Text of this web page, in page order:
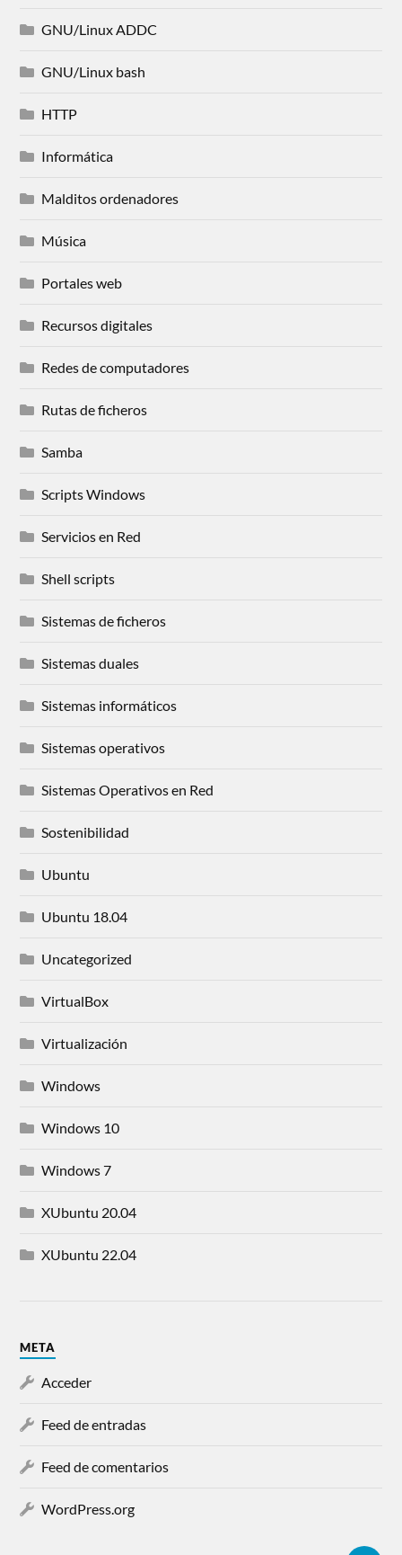
GNU/Linux ADDC
GNU/Linux bash
HTTP
Informática
Malditos ordenadores
Música
Portales web
Recursos digitales
Redes de computadores
Rutas de ficheros
Samba
Scripts Windows
Servicios en Red
Shell scripts
Sistemas de ficheros
Sistemas duales
Sistemas informáticos
Sistemas operativos
Sistemas Operativos en Red
Sostenibilidad
Ubuntu
Ubuntu 18.04
Uncategorized
VirtualBox
Virtualización
Windows
Windows 10
Windows 7
XUbuntu 20.04
XUbuntu 22.04
META
Acceder
Feed de entradas
Feed de comentarios
WordPress.org